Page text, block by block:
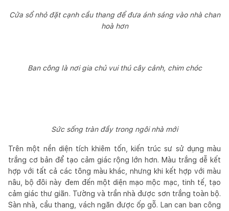
Cửa sổ nhỏ đặt cạnh cầu thang để đưa ánh sáng vào nhà chan
hoà hơn
Ban công là nơi gia chủ vui thú cây cảnh, chim chóc
Sức sống tràn đầy trong ngôi nhà mới
Trên một nền diện tích khiêm tốn, kiến trúc sư sử dụng màu
trắng cơ bản để tạo cảm giác rộng lớn hơn. Màu trắng dễ kết
hợp với tất cả các tông màu khác, nhưng khi kết hợp với màu
nâu, bộ đôi này đem đến một diện mạo mộc mạc, tinh tế, tạo
cảm giác thư giãn. Tường và trần nhà được sơn trắng toàn bộ.
Sàn nhà, cầu thang, vách ngăn được ốp gỗ. Lan can ban công